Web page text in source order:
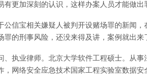
更加深刻的认识，这样办案人员才能做出
公信宝相关嫌疑人被判开设赌场罪的新闻
的刑事风险，还没来得及讲，案例就出来
、执业律师。北京大学软件工程硕士。从
，网络安全应急技术国家工程实验室数据